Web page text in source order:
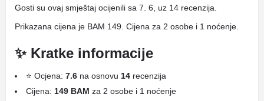
Gosti su ovaj smještaj ocijenili sa 7. 6, uz 14 recenzija.
Prikazana cijena je BAM 149. Cijena za 2 osobe i 1 noćenje.
✨ Kratke informacije
⭐ Ocjena: 7.6 na osnovu 14 recenzija
Cijena: 149 BAM za 2 osobe i 1 noćenje